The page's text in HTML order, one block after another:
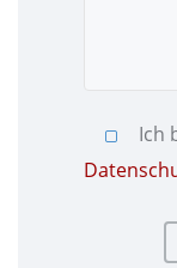
Ich